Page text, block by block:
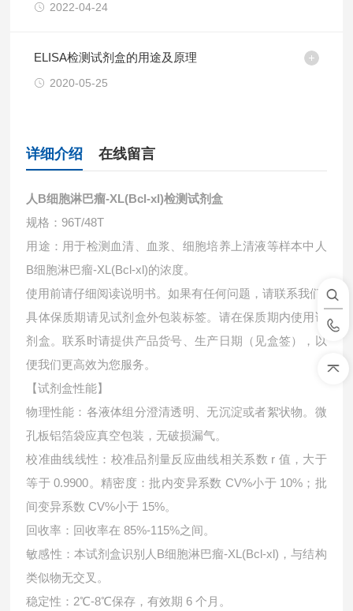
2022-04-24
ELISA检测试剂盒的用途及原理
2020-05-25
详细介绍 在线留言
人B细胞淋巴瘤-XL(Bcl-xl)检测试剂盒
规格：96T/48T
用途：用于检测血清、血浆、细胞培养上清液等样本中 人
B细胞淋巴瘤-XL(Bcl-xl)的浓度。
使用前请仔细阅读说明书。如果有任何问题，请联系我们
具体保质期请见试剂盒外包装标签。请在保质期内使用试
剂盒。联系时请提供产品货号、生产日期（见盒签），以
便我们更高效为您服务。
【试剂盒性能】
物理性能：各液体组分澄清透明、无沉淀或者絮状物。微
孔板铝箔袋应真空包装，无破损漏气。
校准曲线线性：校准品剂量反应曲线相关系数 r 值，大于
等于 0.9900。精密度：批内变异系数 CV%小于 10%；批
间变异系数 CV%小于 15%。
回收率：回收率在 85%-115%之间。
敏感性：本试剂盒识别 人B细胞淋巴瘤-XL(Bcl-xl)，与结构
类似物无交叉。
稳定性：2℃-8℃保存，有效期 6 个月。